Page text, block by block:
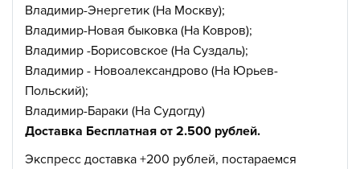
Владимир-Энергетик (На Москву);
Владимир-Новая быковка (На Ковров);
Владимир -Борисовское (На Суздаль);
Владимир - Новоалександрово (На Юрьев-
Польский);
Владимир-Бараки (На Судогду)
Доставка Бесплатная от 2.500 рублей.
Экспресс доставка +200 рублей, постараемся